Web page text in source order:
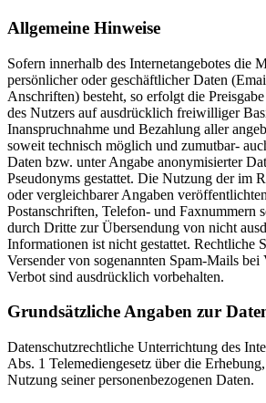
Allgemeine Hinweise
Sofern innerhalb des Internetangebotes die
persönlicher oder geschäftlicher Daten
Anschriften) besteht, so erfolgt die
des Nutzers auf ausdrücklich freiwilliger
Inanspruchnahme und Bezahlung aller
soweit technisch möglich und zumutbar-
Daten bzw. unter Angabe anonymisierter
Pseudonyms gestattet. Die Nutzung der im
oder vergleichbarer Angaben
Postanschriften, Telefon- und Faxnummern
durch Dritte zur Übersendung von nicht
Informationen ist nicht gestattet. Rechtliche
Versender von sogenannten Spam-Mails bei
Verbot sind ausdrücklich vorbehalten.
Grundsätzliche Angaben zur
Datenschutzrechtliche Unterrichtung des
Abs. 1 Telemediengesetz über die
Nutzung seiner personenbezogenen Daten.